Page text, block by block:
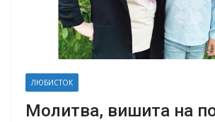
ЛЮБИСТОК
Молитва, вишита на